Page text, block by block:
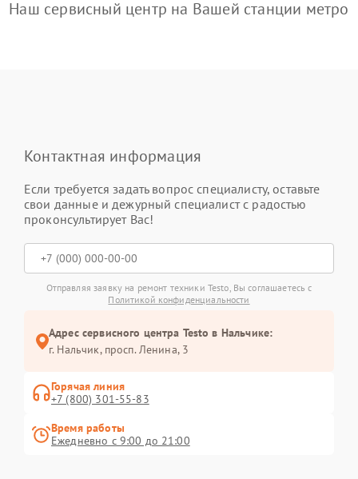
Наш сервисный центр на Вашей станции метро
Контактная информация
Если требуется задать вопрос специалисту, оставьте
свои данные и дежурный специалист с радостью
проконсультирует Вас!
Отправляя заявку на ремонт техники Testo, Вы соглашаетесь с
Политикой конфиденциальности
Адрес сервисного центра Testo в Нальчике:
г. Нальчик, просп. Ленина, 3
Горячая линия
+7 (800) 301-55-83
Время работы
Ежедневно с 9:00 до 21:00